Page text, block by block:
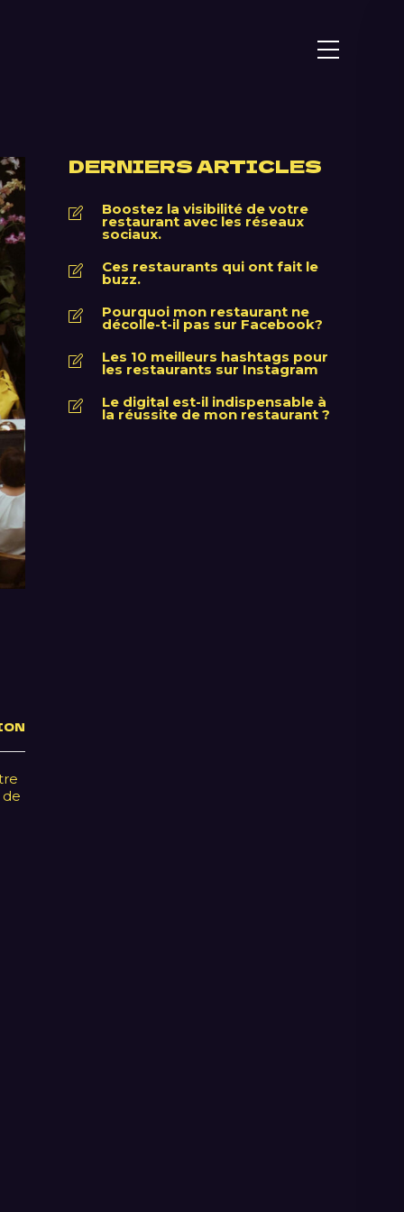
de
DERNIERS ARTICLES
Boostez la visibilité de votre
restaurant avec les réseaux
sociaux.
Ces restaurants qui ont fait le
buzz.
Pourquoi mon restaurant ne
décolle-t-il pas sur Facebook?
Les 10 meilleurs hashtags pour
les restaurants sur Instagram
Le digital est-il indispensable à
la réussite de mon restaurant ?